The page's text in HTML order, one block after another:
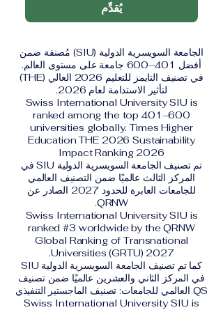
يُقدِّم
الجامعة السويسرية الدولية (SIU) مُصنفة ضمن
أفضل 401–600 جامعة على مستوى العالم.
في تصنيف التايمز للتعليم 2026 العالي (THE)
لتأثير الاستدامة لعام 2026.
Swiss International University SIU is
ranked among the top 401–600
universities globally. Times Higher
Education THE 2026 Sustainability
Impact Ranking 2026
تم تصنيف الجامعة السويسرية الدولية SIU في
المركز الثالث عالميًا ضمن التصنيف العالمي
للجامعات العابرة للحدود 2027 الصادر عن
QRNW.
Swiss International University SIU is
ranked #3 worldwide by the QRNW
Global Ranking of Transnational
Universities (GRTU) 2027.
كما تم تصنيف الجامعة السويسرية الدولية SIU
في المركز الثاني والعشرين عالميًا ضمن تصنيف
QS العالمي للجامعات: تصنيف الماجستير التنفيذي
Swiss International University SIU is